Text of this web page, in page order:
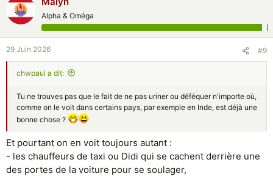
Alpha & Oméga
29 Juin 2026 #9
chwpaul a dit:
Tu ne trouves pas que le fait de ne pas uriner ou déféquer n'importe où,
comme on le voit dans certains pays, par exemple en Inde, est déjà une
bonne chose ?
Et pourtant on en voit toujours autant :
- les chauffeurs de taxi ou Didi qui se cachent derrière une
des portes de la voiture pour se soulager,